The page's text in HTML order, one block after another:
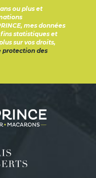
ou plus et
mes données
statistiques et
sur vos droits,
protection des